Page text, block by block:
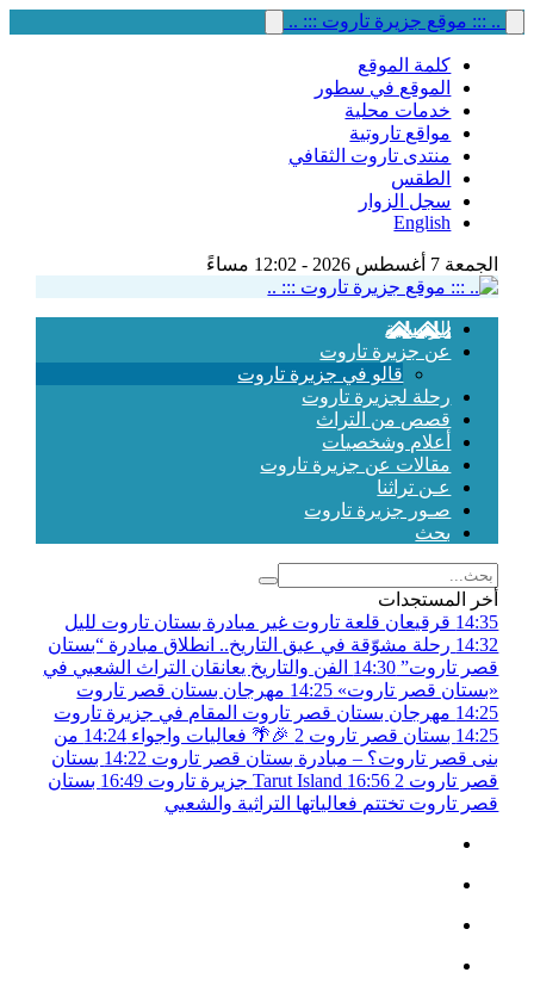
.. ::: موقع جزيرة تاروت ::: ..
كلمة الموقع
الموقع في سطور
خدمات محلية
مواقع تاروتية
منتدى تاروت الثقافي
الطقس
سجل الزوار
English
الجمعة 7 أغسطس 2026 - 12:02 مساءً
الرئيسية
عن جزيرة تاروت
قالو في جزيرة تاروت
رحلة لجزيرة تاروت
قصص من التراث
أعلام وشخصيات
مقالات عن جزيرة تاروت
عـن تراثنا
صـور جزيرة تاروت
بحث
أخر المستجدات
14:35 قرقيعان قلعة تاروت غير مبادرة بستان تاروت لليل
14:32 رحلة مشوّقة في عبق التاريخ.. انطلاق مبادرة “بستان
قصر تاروت” 14:30 الفن والتاريخ يعانقان التراث الشعبي في
«بستان قصر تاروت» 14:25 مهرجان بستان قصر تاروت
14:25 مهرجان بستان قصر تاروت المقام في جزيرة تاروت
14:25 بستان قصر تاروت 2 🎉🌴 فعاليات واجواء 14:24 من
بنى قصر تاروت؟ – مبادرة بستان قصر تاروت 14:22 بستان
قصر تاروت 2
16:56
16:49 بستان
قصر تاروت تختتم فعالياتها التراثية والشعبي